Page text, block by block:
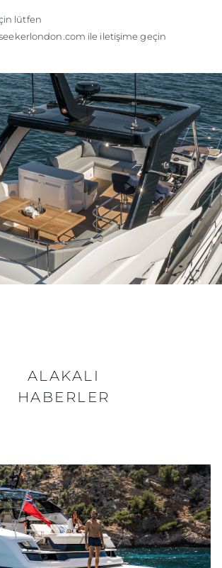
lütfen
ile iletişime geçin
ALAKALI
HABERLER